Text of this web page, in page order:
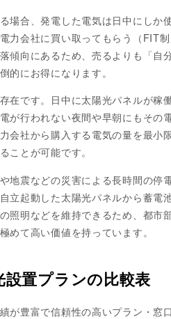
場合、発電した電気は日中にしか
力会社に買い取ってもらう（FIT
傾向にあるため、売るよりも「自
的にお得になります。
在です。日中に太陽光パネルが稼
が行われない夜間や早朝にもその
会社から購入する電気の量を最小
ことが可能です。
地震などの災害による長時間の停
立起動した太陽光パネルから蓄電
照明などを維持できるため、都市
めて高い価値を持っています。
置プランの比較表
が豊富で信頼性の高いプラン・窓